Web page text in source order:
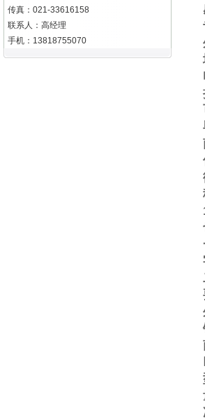
传真：021-33616158
联系人：高经理
手机：13818755070